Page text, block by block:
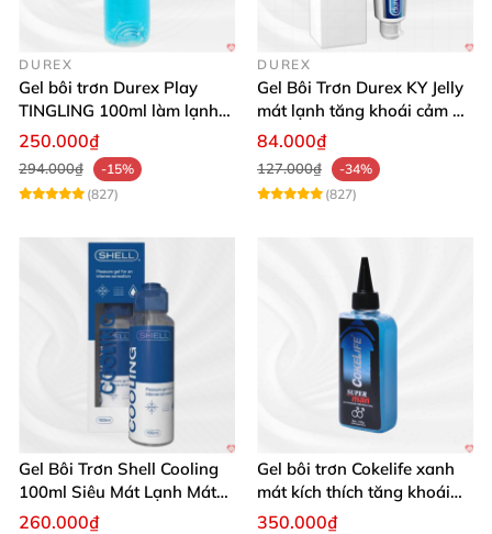
DUREX
Gel bôi trơn Durex Play
TINGLING 100ml làm lạnh
tê mê kích thích
250.000₫
294.000₫
-15%
(827)
DUREX
Gel Bôi Trơn Durex KY Jelly
mát lạnh tăng khoái cảm an
toàn
84.000₫
127.000₫
-34%
(827)
Gel Bôi Trơn Shell Cooling
100ml Siêu Mát Lạnh Mát
Lâu
260.000₫
Gel bôi trơn Cokelife xanh
mát kích thích tăng khoái
cảm gay
350.000₫